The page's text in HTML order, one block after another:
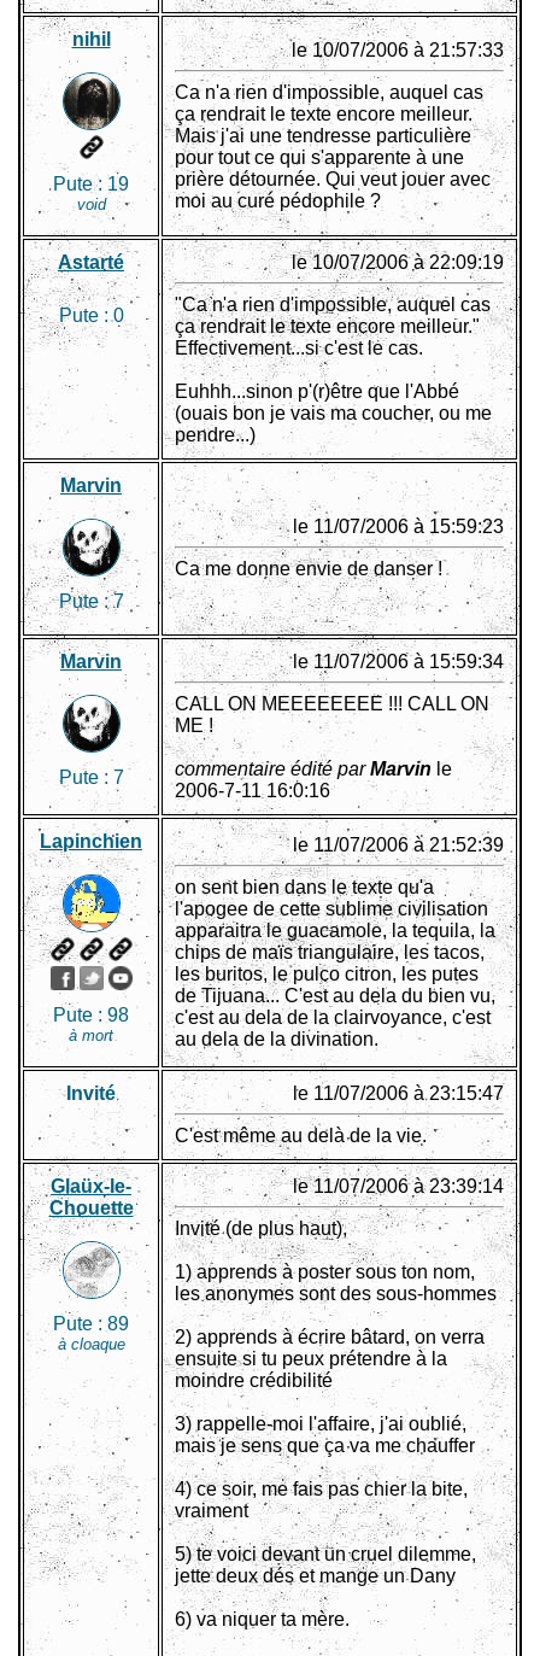
nihil
Pute : 19
void
le 10/07/2006 à 21:57:33
Ca n'a rien d'impossible, auquel cas
ça rendrait le texte encore meilleur.
Mais j'ai une tendresse particulière
pour tout ce qui s'apparente à une
prière détournée. Qui veut jouer avec
moi au curé pédophile ?
Astarté
Pute :0
le 10/07/2006 à 22:09:19
"Ca n'a rien d'impossible, auquel cas
ça rendrait le texte encore meilleur."
Effectivement...si c'est le cas.
Euhhh...sinon p'(r)être que l'Abbé
(ouais bon je vais ma coucher, ou me
pendre...)
Marvin
Pute :7
le 11/07/2006 à 15:59:23
Ca me donne envie de danser !
Marvin
Pute : 7
le 11/07/2006 à 15:59:34
CALL ON MEEEEEEEE !!! CALL ON
ME !
commentaire édité parMarvin le
2006-7-11 16:0:16
Lapinchien
Pute : 98
à mort
le 11/07/2006 à 21:52:39
on sent bien dans le texte qu'a
l'apogee de cette sublime civilisation
apparaitra le guacamole, la tequila, la
chips de maïs triangulaire, les tacos,
les buritos, le pulco citron, les putes
de Tijuana... C'est au dela du bien vu,
c'est au dela de la clairvoyance, c'est
au dela de la divination.
Invité le 11/07/2006 à 23:15:47
C'est même au delà de la vie.
Glaüx-le-
Chouette
Pute : 89
à cloaque
le 11/07/2006 à 23:39:14
Invité (de plus haut),
1) apprends à poster sous ton nom,
les anonymes sont des sous-hommes
2) apprends à écrire bâtard, on verra
ensuite si tu peux prétendre à la
moindre crédibilité
3) rappelle-moi l'affaire, j'ai oublié,
mais je sens que ça va me chauffer
4) ce soir, me fais pas chier la bite,
vraiment
5) te voici devant un cruel dilemme,
jette deux dés et mange un Dany
6) va niquer ta mère.